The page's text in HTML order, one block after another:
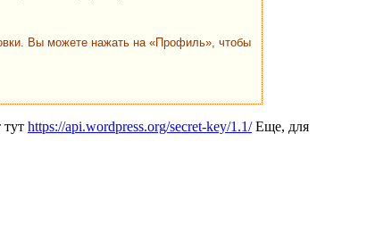
Вы можете нажать на «Профиль», чтобы
https://api.wordpress.org/secret-key/1.1/Еще, для